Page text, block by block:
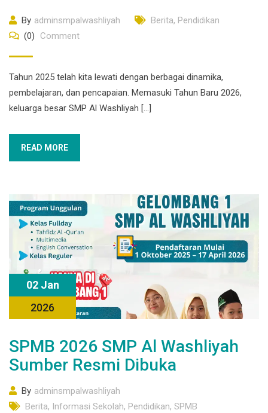
By adminsmpalwashliyah Berita, Pendidikan
(0)
Comment
Tahun 2025 telah kita lewati dengan berbagai dinamika,
pembelajaran, dan pencapaian. Memasuki Tahun Baru 2026,
keluarga besar SMP Al Washliyah […]
READ MORE
02 Jan
2026
SPMB 2026 SMP Al Washliyah
Sumber Resmi Dibuka
By adminsmpalwashliyah
Berita, Informasi Sekolah, Pendidikan, SPMB